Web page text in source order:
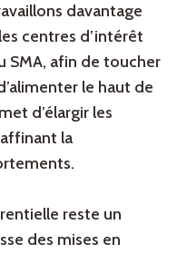
davantage
centres d’intérêt
SMA, afin de toucher
le haut de
d’élargir les
la
reste un
des mises en